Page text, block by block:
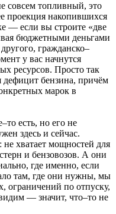
совсем топливный, это
проекция накопившихся
— если вы строите «две
бюджетными деньгами
гражданско–
у вас начнутся
ресурсов. Просто так
дефицит бензина, причём
марок в
есть, но его не
здесь и сейчас.
хватает мощностей для
и бензовозов. А они
где именно, если
там, где они нужны, мы
ограничений по отпуску,
— значит, что–то не